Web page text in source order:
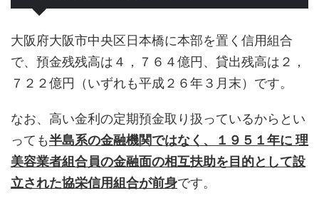
大阪府大阪市中央区日本橋に本部を置く信用組合
で、預金残残高は４，７６４億円、貸出残高は２，
７２２億円（いずれも平成２６年３月末）です。
なお、高い金利の定期預金取り扱っているからとい
っても半島系の金融機関ではなく、１９５１年に 理
美容業者組合員の金融面の相互扶助を目的として設
立された協栄信用組合が前身です。